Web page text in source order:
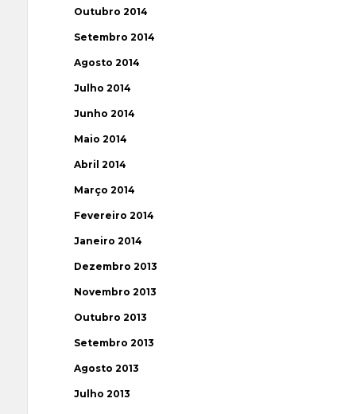
Outubro 2014
Setembro 2014
Agosto 2014
Julho 2014
Junho 2014
Maio 2014
Abril 2014
Março 2014
Fevereiro 2014
Janeiro 2014
Dezembro 2013
Novembro 2013
Outubro 2013
Setembro 2013
Agosto 2013
Julho 2013